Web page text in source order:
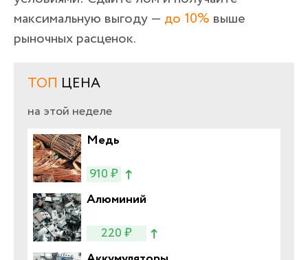
максимальную выгоду — до 10% выше
рыночных расценок.
ТОП ЦЕНА
на этой неделе
Медь
910 ₽
Алюминий
220 ₽